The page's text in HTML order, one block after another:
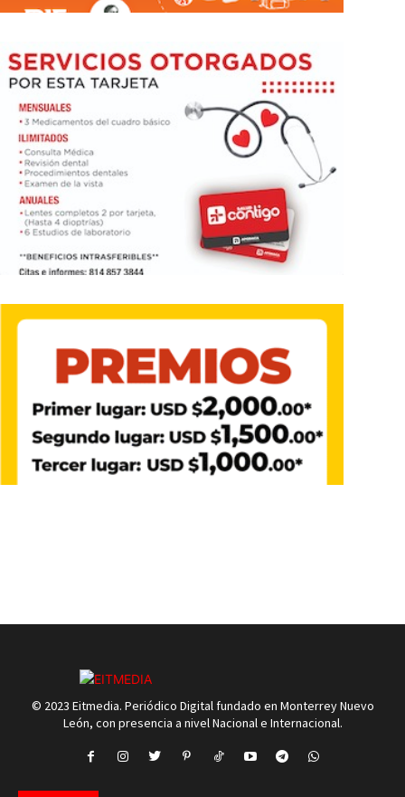
© 2023 Eitmedia. Periódico Digital fundado en Monterrey Nuevo
León, con presencia a nivel Nacional e Internacional.